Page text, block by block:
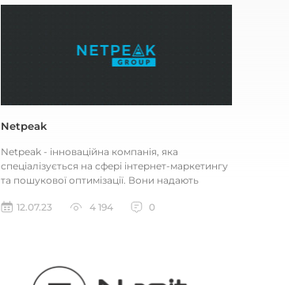
Netpeak
Netpeak - інноваційна компанія, яка
спеціалізується на сфері інтернет-маркетингу
та пошукової оптимізації. Вони надають
12.07.23
4 194 0